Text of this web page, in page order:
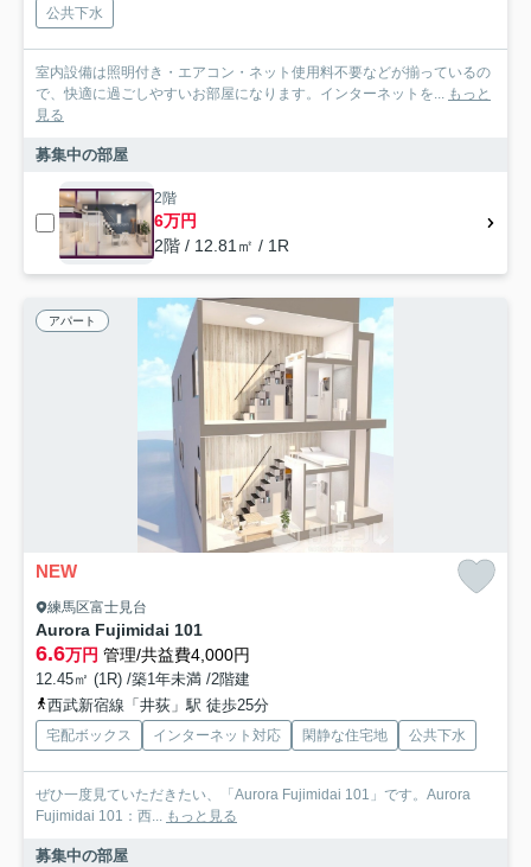
公共下水
室内設備は照明付き・エアコン・ネット使用料不要などが揃っているの
で、快適に過ごしやすいお部屋になります。インターネットを... もっと
見る
募集中の部屋
2階
6万円
2階 / 12.81㎡ / 1R
アパート
NEW
練馬区富士見台
Aurora Fujimidai 101
6.6万円 管理/共益費4,000円
12.45㎡ (1R) /築1年未満 /2階建
西武新宿線「井荻」駅 徒歩25分
宅配ボックス インターネット対応 閑静な住宅地 公共下水
ぜひ一度見ていただきたい、「Aurora Fujimidai 101」です。Aurora
Fujimidai 101：西... もっと見る
募集中の部屋